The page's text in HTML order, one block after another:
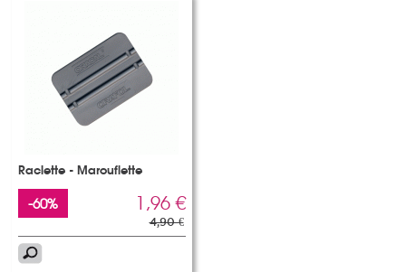
Raclette - Marouflette
-60% 1,96 €
4,90 €